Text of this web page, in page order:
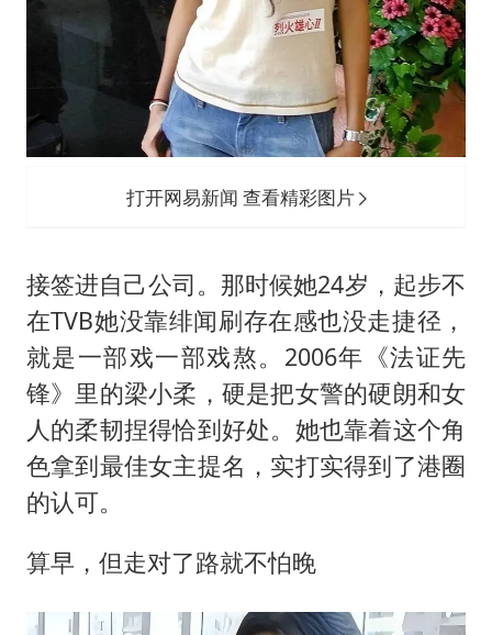
打开网易新闻 查看精彩图片
接签进自己公司。那时候她24岁，起步不
在TVB她没靠绯闻刷存在感也没走捷径，
就是一部戏一部戏熬。2006年《法证先
锋》里的梁小柔，硬是把女警的硬朗和女
人的柔韧捏得恰到好处。她也靠着这个角
色拿到最佳女主提名，实打实得到了港圈
的认可。
算早，但走对了路就不怕晚